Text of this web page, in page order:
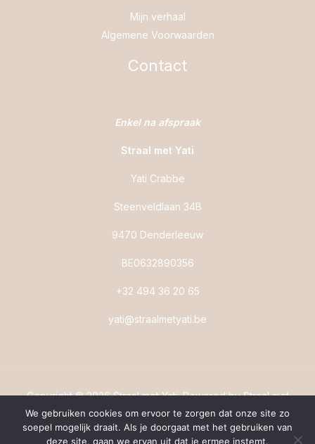
Mijn verhaal
Algemene Voorwaarden
Contact
Enkel na afspraak
Straal met Yati
Yati Crabbe
Steenveldlaan 34B
9470 Denderleeuw
BE0632890356
+32 494 36 20 65
yati@straalmetyati.be
Copyright © 2026 Straal met Yati. Powered by Straal met
Yati.
We gebruiken cookies om ervoor te zorgen dat onze site zo
soepel mogelijk draait. Als je doorgaat met het gebruiken van
deze site, gaan we ervan uit dat je ermee instemt.